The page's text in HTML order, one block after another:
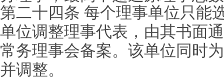
第二十四条 每个理事单位只能
单位调整理事代表，由其书面
常务理事会备案。该单位同时
并调整。